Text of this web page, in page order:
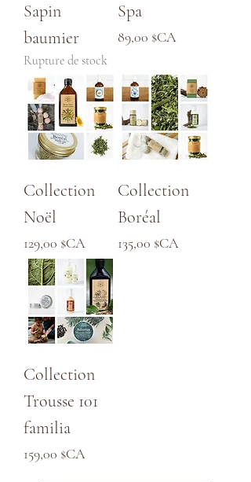
Sapin
baumier
Rupture de stock
Spa
Prix
89,00 $CA
Collection
Noël
Prix
129,00 $CA
Collection
Boréal
Prix
135,00 $CA
Collection
Trousse 101
familia
Prix
159,00 $CA